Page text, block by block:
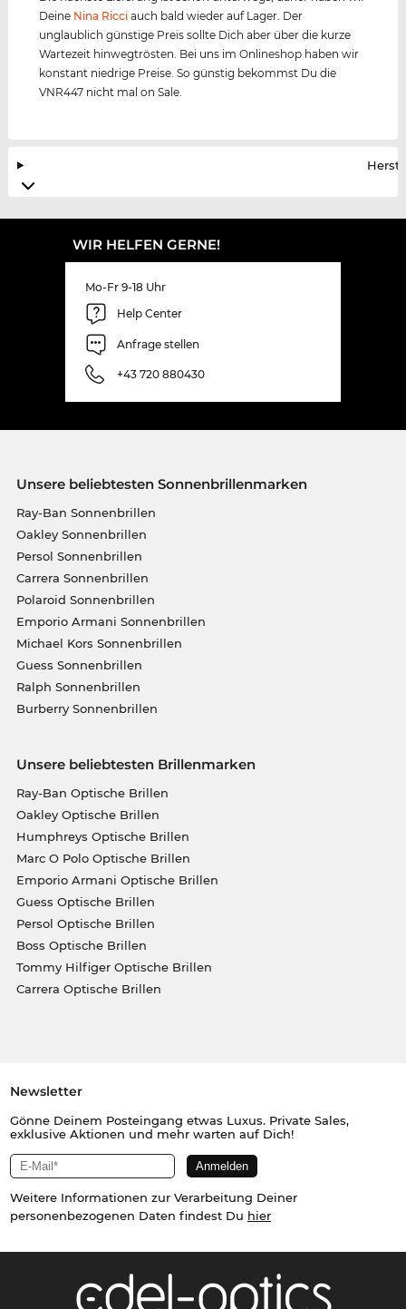
Deine Nina Ricci auch bald wieder auf Lager. Der
unglaublich günstige Preis sollte Dich aber über die kurze
Wartezeit hinwegtrösten. Bei uns im Onlineshop haben wir
konstant niedrige Preise. So günstig bekommst Du die
VNR447 nicht mal on Sale.
WIR HELFEN GERNE!
Mo-Fr 9-18 Uhr
Help Center
Anfrage stellen
+43 720 880430
Unsere beliebtesten Sonnenbrillenmarken
Ray-Ban Sonnenbrillen
Oakley Sonnenbrillen
Persol Sonnenbrillen
Carrera Sonnenbrillen
Polaroid Sonnenbrillen
Emporio Armani Sonnenbrillen
Michael Kors Sonnenbrillen
Guess Sonnenbrillen
Ralph Sonnenbrillen
Burberry Sonnenbrillen
Unsere beliebtesten Brillenmarken
Ray-Ban Optische Brillen
Oakley Optische Brillen
Humphreys Optische Brillen
Marc O Polo Optische Brillen
Emporio Armani Optische Brillen
Guess Optische Brillen
Persol Optische Brillen
Boss Optische Brillen
Tommy Hilfiger Optische Brillen
Carrera Optische Brillen
Newsletter
Gönne Deinem Posteingang etwas Luxus. Private Sales,
exklusive Aktionen und mehr warten auf Dich!
Weitere Informationen zur Verarbeitung Deiner
personenbezogenen Daten findest Du hier